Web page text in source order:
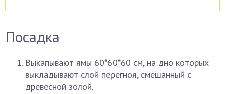
Посадка
Выкапывают ямы 60*60*60 см, на дно которых
выкладывают слой перегноя, смешанный с
древесной золой.